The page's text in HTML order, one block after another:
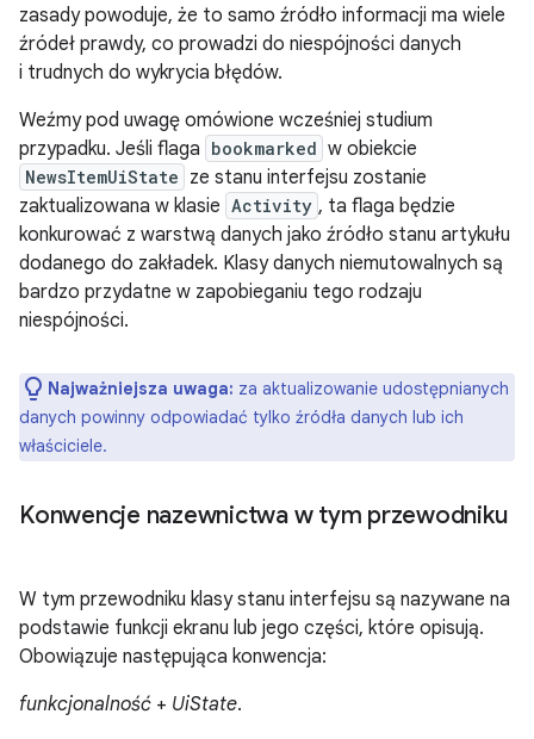
zasady powoduje, że to samo źródło informacji ma wiele
źródeł prawdy, co prowadzi do niespójności danych
i trudnych do wykrycia błędów.
Weźmy pod uwagę omówione wcześniej studium
przypadku. Jeśli flaga bookmarked w obiekcie
NewsItemUiState ze stanu interfejsu zostanie
zaktualizowana w klasie Activity , ta flaga będzie
konkurować z warstwą danych jako źródło stanu artykułu
dodanego do zakładek. Klasy danych niemutowalnych są
bardzo przydatne w zapobieganiu tego rodzaju
niespójności.
Najważniejsza uwaga: za aktualizowanie udostępnianych
danych powinny odpowiadać tylko źródła danych lub ich
właściciele.
Konwencje nazewnictwa w tym przewodniku
W tym przewodniku klasy stanu interfejsu są nazywane na
podstawie funkcji ekranu lub jego części, które opisują.
Obowiązuje następująca konwencja:
funkcjonalność + UiState.